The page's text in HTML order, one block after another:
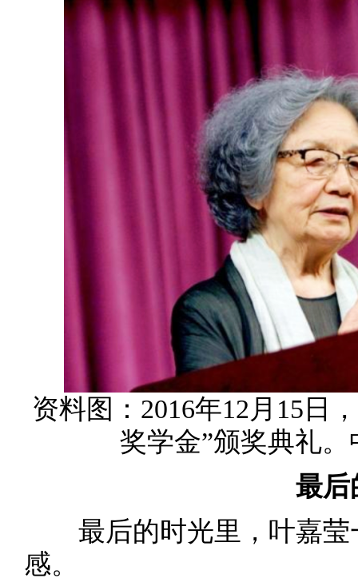
资料图：2016年12月15日
奖学金”颁奖典礼
最后
最后的时光里，叶嘉莹
感。